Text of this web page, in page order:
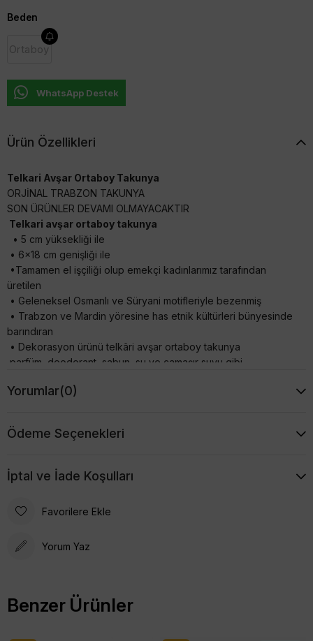
Beden
Ortaboy
WhatsApp Destek
Ürün Özellikleri
Telkari Avşar Ortaboy Takunya
ORJİNAL TRABZON TAKUNYA
SON ÜRÜNLER DEVAMI OLMAYACAKTIR
Telkari avşar ortaboy takunya
• 5 cm yüksekliği ile
• 6x18 cm genişliği ile
•Tamamen el işçiliği olup emekçi kadınlarımız tarafından
üretilen
• Geleneksel Osmanlı ve Süryani motifleriyle bezenmiş
• Trabzon ve Mardin yöresine has etnik kültürleri bünyesinde
barındıran
• Dekorasyon ürünü telkâri avşar ortaboy takunya
parfüm, deodorant, sabun, su ve çamaşır suyu gibi
el emeği ile üretilmiştir ve ısıl işlem uygulanması sebebiyle ürün
Not:
kaplanmaktadır. İstenildiği taktirde saf gümüş olarak da
Yorumlar(0)
Ödeme Seçenekleri
İptal ve İade Koşulları
Favorilere Ekle
Yorum Yaz
Benzer Ürünler